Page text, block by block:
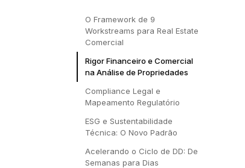
O Framework de 9
Workstreams para Real Estate
Comercial
Rigor Financeiro e Comercial
na Análise de Propriedades
Compliance Legal e
Mapeamento Regulatório
ESG e Sustentabilidade
Técnica: O Novo Padrão
Acelerando o Ciclo de DD: De
Semanas para Dias